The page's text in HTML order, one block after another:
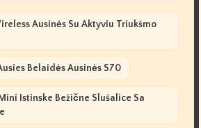
Ausinės Su Aktyviu Triukšmo
Belaidės Ausinės S70
Istinske Bežične Slušalice Sa